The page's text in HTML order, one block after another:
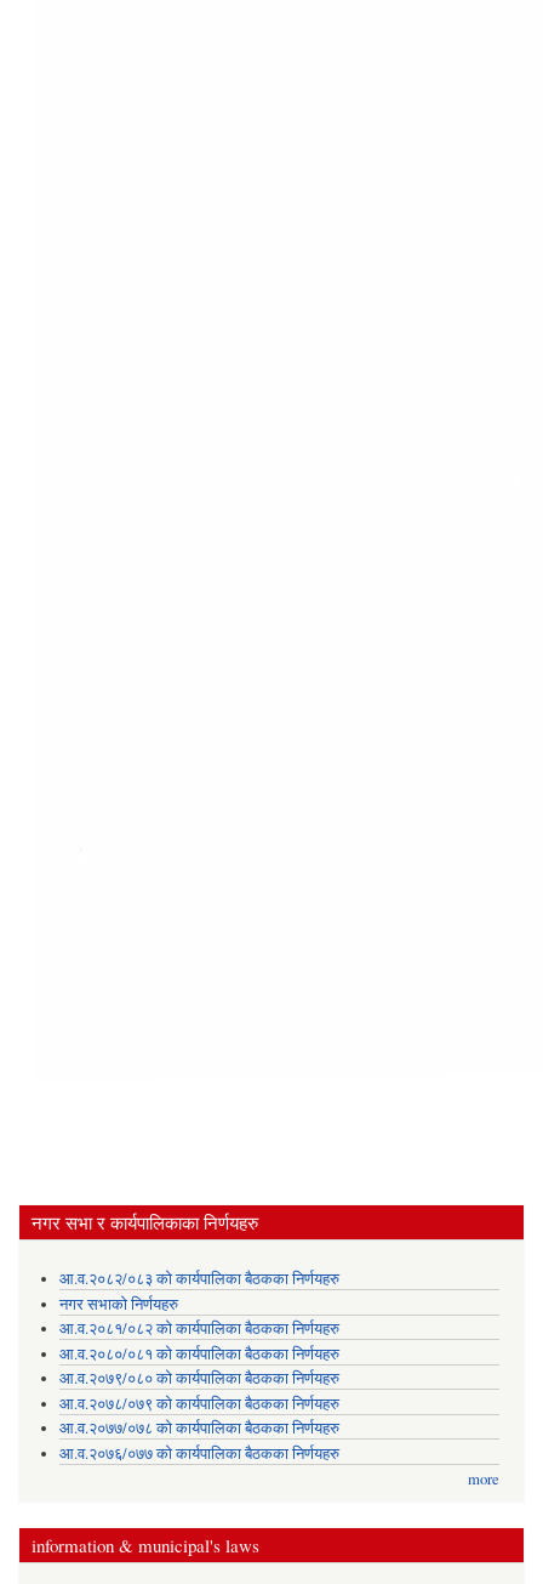
नगर सभा र कार्यपालिकाका निर्णयहरु
आ.व.२०८२/०८३ को कार्यपालिका बैठकका निर्णयहरु
नगर सभाको निर्णयहरु
आ.व.२०८१/०८२ को कार्यपालिका बैठकका निर्णयहरु
आ.व.२०८०/०८१ को कार्यपालिका बैठकका निर्णयहरु
आ.व.२०७९/०८० को कार्यपालिका बैठकका निर्णयहरु
आ.व.२०७८/०७९ को कार्यपालिका बैठकका निर्णयहरु
आ.व.२०७७/०७८ को कार्यपालिका बैठकका निर्णयहरु
आ.व.२०७६/०७७ को कार्यपालिका बैठकका निर्णयहरु
more
information & municipal's laws